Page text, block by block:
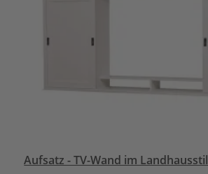
Aufsatz - TV-Wand im Landhausstil